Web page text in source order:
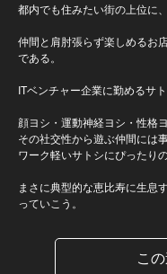
都内でも住みたい街の上位に
仲間と肩肘張らず楽しめるお
である。
ITベンチャー企業に勤めるサ
顔ヨシ・運動神経ヨシ・性格
その社交性から遊ぶ仲間には
ワーク軽いサトシにぴったり
まさに典型的な恵比寿に生息
っていこう。
こ